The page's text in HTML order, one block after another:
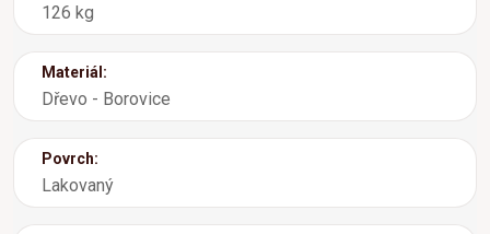
126 kg
Materiál:
Dřevo - Borovice
Povrch:
Lakovaný